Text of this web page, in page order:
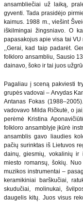
ansambliečiai už laiką,
gyventi. Tada prasidėjo
kaimus. 1988 m., viešint
iškilmingai žingsniavo. O
papasakojus apie visa tai
,,Gerai, kad taip padarėt.
folkloro ansambliu, Sausio
dainavo, šoko ir tai juos
Pagaliau į sceną pakviesti
grupės vadovai – Arvydas
Antanas Fokas
vadovavo Milda Ričkutė, o
perėmė Kristina
folkloro ansamblyje įkūrė
ansamblis gavo liaudies
pačių surinktas iš Lietuvos
dainų, giesmių, vokalinių ir
miesto romansų, šokių.
muzikos instrumentai –
keramikiniai barškučiai,
skudučiai, molinukai,
daugelis kitų. Juos visus